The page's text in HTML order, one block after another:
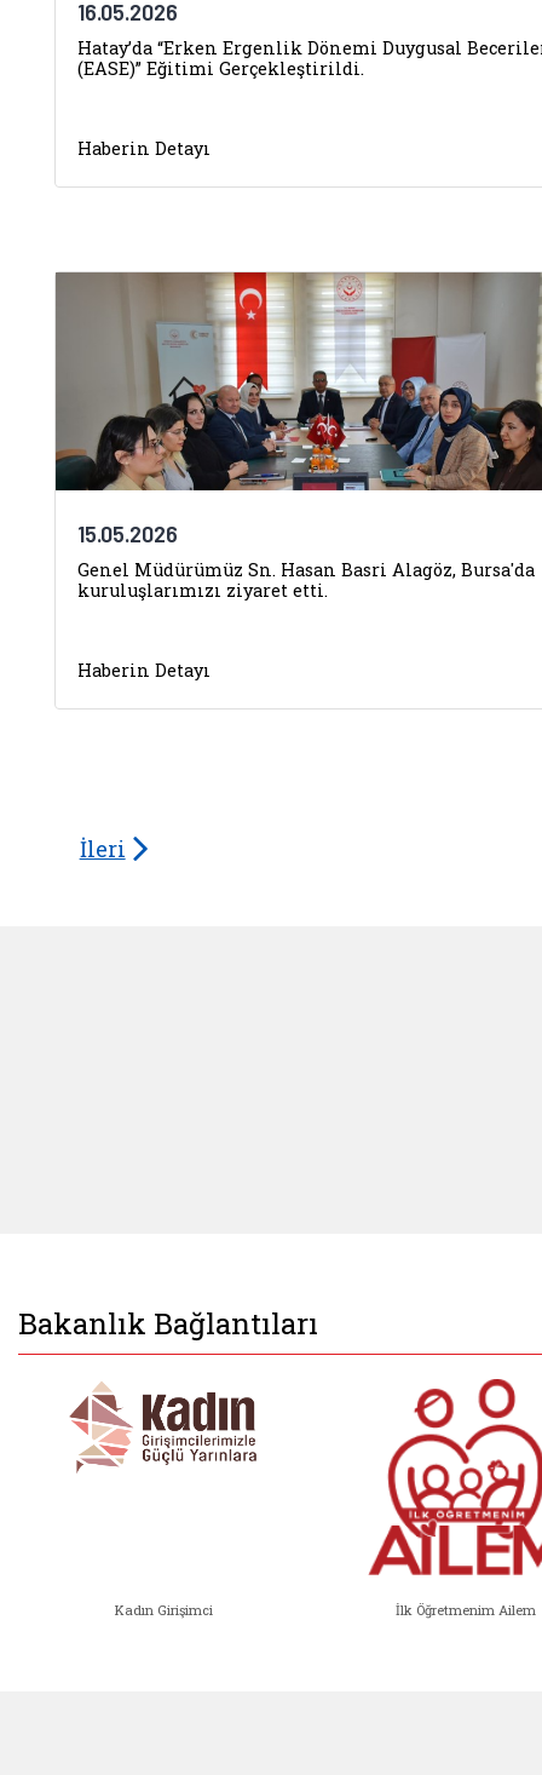
16.05.2026
Hatay’da “Erken Ergenlik Dönemi Duygusal
(EASE)” Eğitimi Gerçekleştirildi.
Haberin Detayı
15.05.2026
Genel Müdürümüz Sn. Hasan Basri Alagöz, Bursa'da
kuruluşlarımızı ziyaret etti.
Haberin Detayı
İleri
Bakanlık Bağlantıları
Kadın Girişimci İlk Öğretmenim Ailem